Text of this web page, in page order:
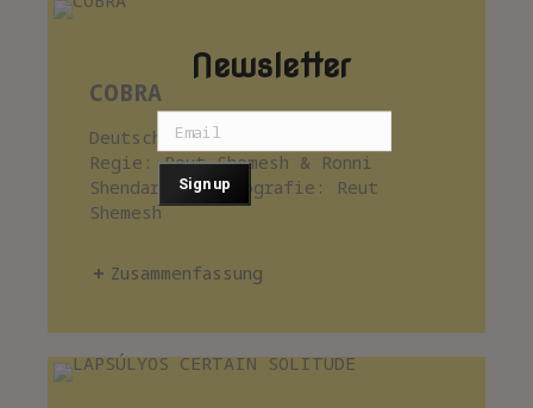
COBRA
Deutschland 2022 | 6 Minuten
Regie: Reut Shemesh & Ronni
Shendar | Choreografie: Reut
Shemesh
Zusammenfassung
Newsletter